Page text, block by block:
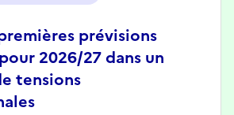
prévisions
2026/27 dans un
tensions